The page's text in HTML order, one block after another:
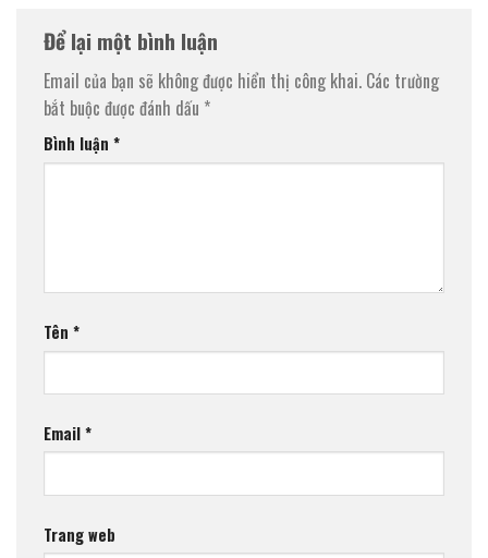
Để lại một bình luận
Email của bạn sẽ không được hiển thị công khai. Các trường
bắt buộc được đánh dấu *
Bình luận *
Tên *
Email*
Trang web